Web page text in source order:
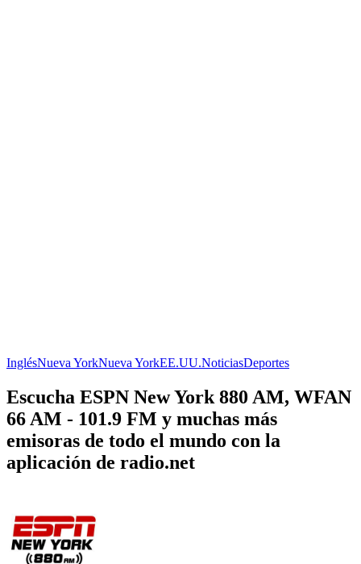
InglésNueva YorkNueva YorkEE.UU.NoticiasDeportes
Escucha ESPN New York 880 AM, WFAN
66 AM - 101.9 FM y muchas más
emisoras de todo el mundo con la
aplicación de radio.net